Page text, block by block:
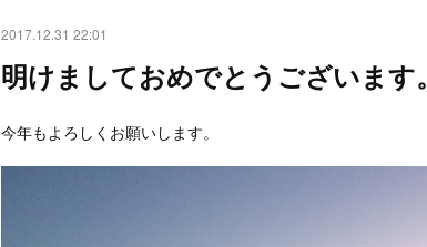
2017.12.31 22:01
明けましておめでとうございます。
今年もよろしくお願いします。